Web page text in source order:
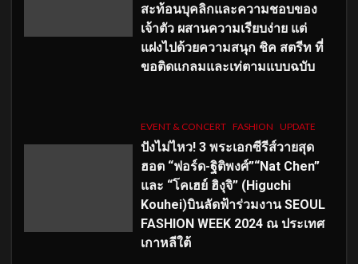
สะท้อนบุคลิกและความชอบของ
เจ้าตัว ผสานความเรียบง่าย แต่
แฝงไปด้วยความสนุก ชิค สตรีท ที่
ขอติดแกลมและเท่ตามแบบฉบับ
EVENT & CONCERT FASHION UPDATE
ปังไม่ไหว! 3 พระเอกซีรีส์วายสุด
ฮอต “ฟอร์ด-ฐิติพงศ์”“Nat Chen”
และ “โคเฮย์ ฮิงุจิ” (Higuchi
Kouhei)บินลัดฟ้าร่วมงาน SEOUL
FASHION WEEK 2024 ณ ประเทศ
เกาหลีใต้